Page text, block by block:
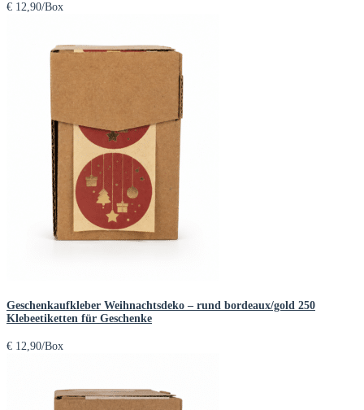
€ 12,90/Box
Geschenkaufkleber Weihnachtsdeko – rund bordeaux/gold 250
Klebeetiketten für Geschenke
€ 12,90/Box